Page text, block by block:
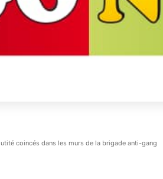
coincés dans les murs de la brigade anti-gang